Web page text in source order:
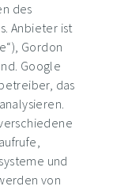
des
Anbieter ist
Gordon
Google
das
und
von